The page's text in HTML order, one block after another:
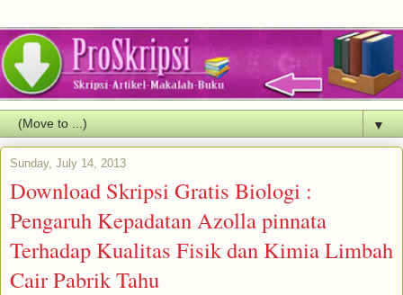
▼
Sunday, July 14, 2013
Download Skripsi Gratis Biologi :
Pengaruh Kepadatan Azolla pinnata
Terhadap Kualitas Fisik dan Kimia Limbah
Cair Pabrik Tahu